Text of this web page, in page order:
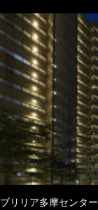
ブリリア多摩センター